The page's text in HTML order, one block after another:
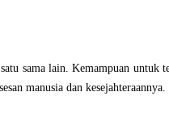
sama lain. Kemampuan untuk
manusia dan kesejahteraannya.